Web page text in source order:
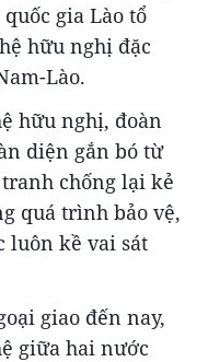
gia Lào tổ
hữu nghị đặc
Lào.
hữu nghị, đoàn
diện gắn bó từ
chống lại kẻ
quá trình bảo vệ,
luôn kề vai sát
giao đến nay,
giữa hai nước